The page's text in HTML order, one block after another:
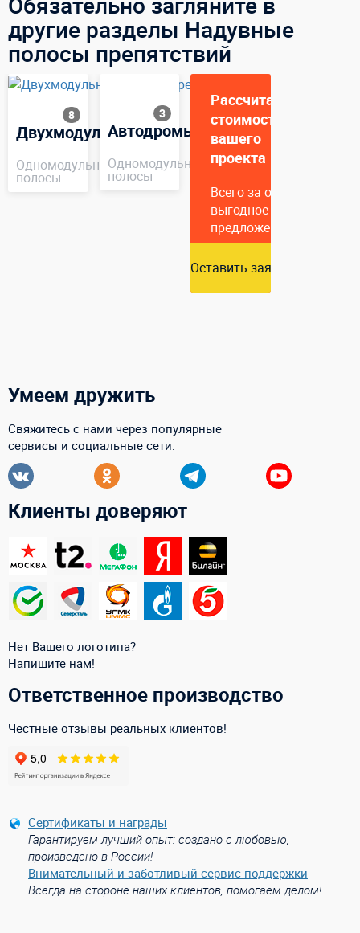
другие разделы Надувные
полосы препятствий
8
Двухмодульные
Одномодульные
полосы
3
Автодромы
Одномодульные
полосы
Рассчитаем
стоимость
вашего
проекта
Всего за один час
выгодное коммерческое
предложение
Оставить заявку
Умеем дружить
Свяжитесь с нами через популярные
сервисы и социальные сети:
Клиенты доверяют
Нет Вашего логотипа?
Напишите нам!
Ответственное производство
Честные отзывы реальных клиентов!
Сертификаты и награды
Гарантируем лучший опыт: создано с любовью,
произведено в России!
Внимательный и заботливый сервис поддержки
Всегда на стороне наших клиентов, помогаем делом!